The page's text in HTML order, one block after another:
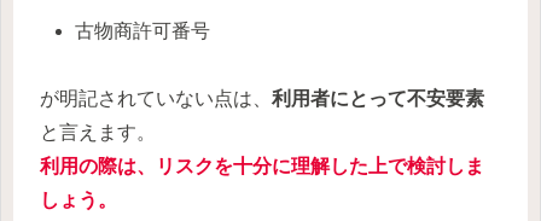
古物商許可番号
が明記されていない点は、 利用者にとって不安要素
と言えます。
利用の際は、リスクを十分に理解した上で検討しま
しょう。